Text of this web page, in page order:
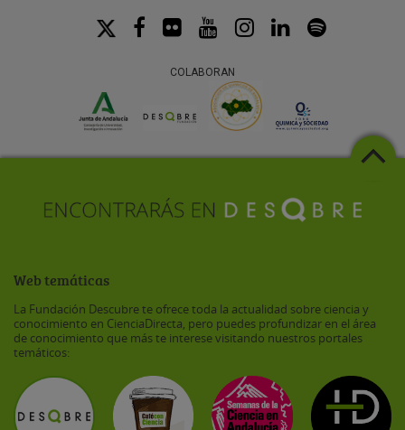
COLABORAN
Web temáticas
La Fundación Descubre te ofrece toda la actualidad sobre ciencia y
conocimiento en CienciaDirecta, pero puedes profundizar en el área
de conocimiento que más te interese visitando nuestros portales
temáticos: